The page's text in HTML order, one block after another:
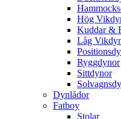
Hög
Kuddar &
Låg
Ryggdynor
Sittdynor
Dynlådor
Fatboy
Stolar